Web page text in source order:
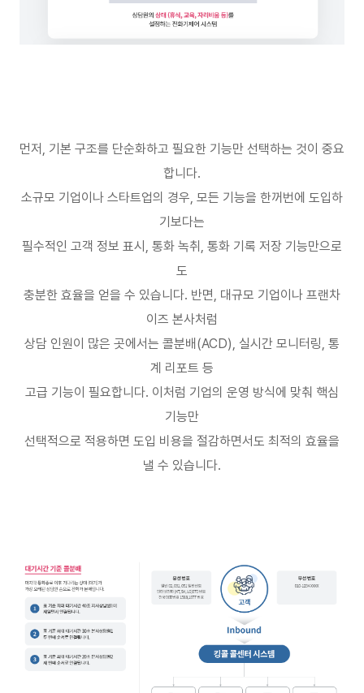
먼저 , 기본 구조를 단순화하고 필요한 기능만 선택하는 것이 중요
합니다.
소규모 기업이나 스타트업의 경우, 모든 기능을 한꺼번에 도입하
기보다는
필수적인 고객 정보 표시 , 통화 녹취 , 통화 기록 저장 기능만으로
도
충분한 효율을 얻을 수 있습니다. 반면, 대규모 기업이나 프랜차
이즈 본사처럼
상담 인원이 많은 곳에서는 콜분배 (ACD), 실시간 모니터링, 통
계 리포트 등
고급 기능이 필요합니다. 이처럼 기업의 운영 방식에 맞춰 핵심
기능만
선택적으로 적용하면 도입 비용을 절감하면서도 최적의 효율을
낼 수 있습니다.